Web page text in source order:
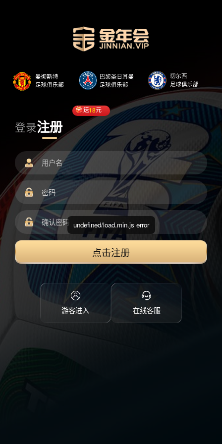
登录注册
送18元
点击注册
游客进入 在线客服
undefined/load.min.js error